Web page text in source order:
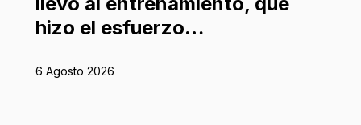
hizo el esfuerzo…
6 Agosto 2026